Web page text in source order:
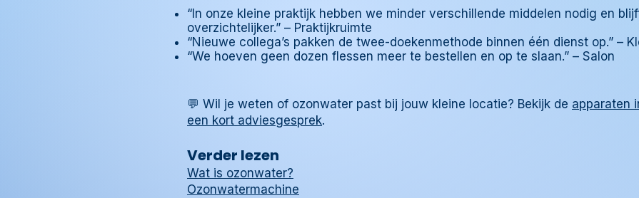
“In onze kleine praktijk hebben we minder verschillende middelen nodig en
overzichtelijker.” – Praktijkruimte
“Nieuwe collega’s pakken de twee-doekenmethode binnen één dienst op.” –
“We hoeven geen dozen flessen meer te bestellen en op te slaan.” – Salon
💬 Wil je weten of ozonwater past bij jouw kleine locatie? Bekijk de apparaten
een kort adviesgesprek.
Verder lezen
Wat is ozonwater?
Ozonwatermachine